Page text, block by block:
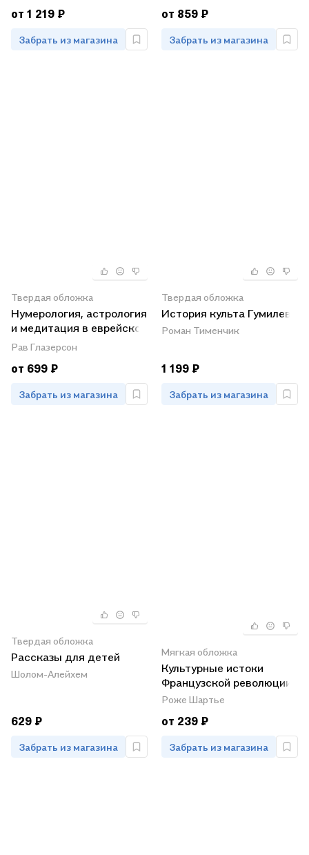
Тименчик
от 1 219 ₽
Забрать из магазина
от 859 ₽
Забрать из магазина
Твердая обложка
Нумерология, астрология
и медитация в еврейской
традиции. Огненные
буквы. Мистические
прозрения в еврейском
Рав Глазерсон
от 699 ₽
Забрать из магазина
Твердая обложка
История культа Гумилева
Роман Тименчик
1 199 ₽
Забрать из магазина
Твердая обложка
Рассказы для детей
Шолом-Алейхем
629 ₽
Забрать из магазина
Мягкая обложка
Культурные истоки
Французской революции
Роже Шартье
от 239 ₽
Забрать из магазина